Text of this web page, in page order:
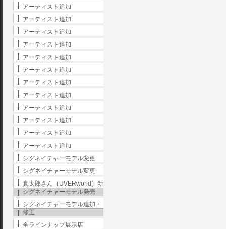
アーティスト追加
アーティスト追加
アーティスト追加
アーティスト追加
アーティスト追加
アーティスト追加
アーティスト追加
アーティスト追加
アーティスト追加
アーティスト追加
アーティスト追加
アーティスト追加
シグネイチャーモデル変更
シグネイチャーモデル変更
真太郎さん（UVERworld）新
シグネイチャーモデル発売
シグネイチャーモデル追加・
修正
全ラインナップ展示店